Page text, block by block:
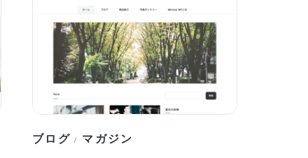
ブログ / マガジン